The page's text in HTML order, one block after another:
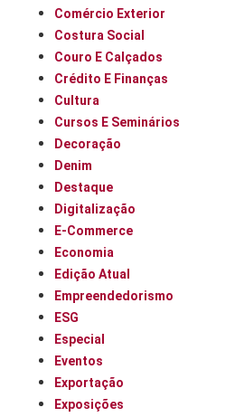
Comércio Exterior
Costura Social
Couro E Calçados
Crédito E Finanças
Cultura
Cursos E Seminários
Decoração
Denim
Destaque
Digitalização
E-Commerce
Economia
Edição Atual
Empreendedorismo
ESG
Especial
Eventos
Exportação
Exposições